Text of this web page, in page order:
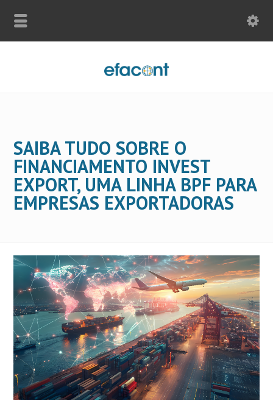
SAIBA TUDO SOBRE O
FINANCIAMENTO INVEST
EXPORT, UMA LINHA BPF PARA
EMPRESAS EXPORTADORAS